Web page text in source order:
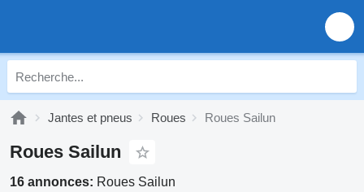
Jantes et pneus Roues Roues Sailun
Roues Sailun
16 annonces: Roues Sailun